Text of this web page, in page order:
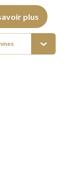
exceptionnelles
dits sont des
plus